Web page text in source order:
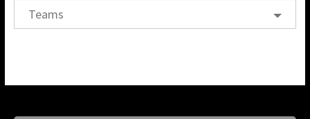
Teams